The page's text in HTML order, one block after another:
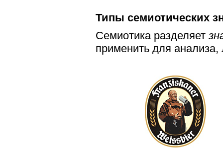
Типы семиотических
Семиотика разделяет
применить для анализа,